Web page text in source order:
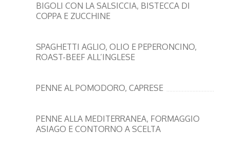
BIGOLI CON LA SALSICCIA, BISTECCA DI
COPPA E ZUCCHINE
SPAGHETTI AGLIO, OLIO E PEPERONCINO,
ROAST-BEEF ALL’INGLESE
PENNE AL POMODORO, CAPRESE
PENNE ALLA MEDITERRANEA, FORMAGGIO
ASIAGO E CONTORNO A SCELTA